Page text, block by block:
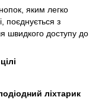
яким легко
поєднується з
швидкого доступу до
ліхтарик